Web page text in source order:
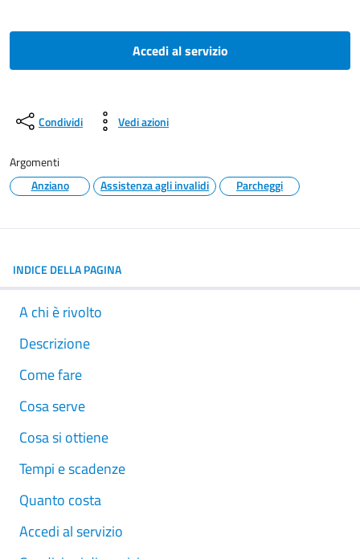
Accedi al servizio
Condividi Vedi azioni
Argomenti
Anziano
Assistenza agli invalidi Parcheggi
INDICE DELLA PAGINA
A chi è rivolto
Descrizione
Come fare
Cosa serve
Cosa si ottiene
Tempi e scadenze
Quanto costa
Accedi al servizio